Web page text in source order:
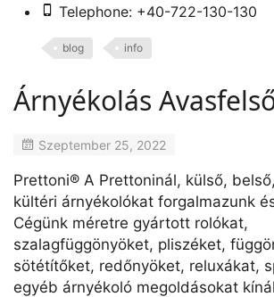
Telephone: +40-722-130-130
blog info
Árnyékolás
Szeptember 25, 2022
Prettoni® A Prettoninál, külső,
kültéri árnyékolókat forgalmazunk
Cégünk méretre gyártott rolókat,
szalagfüggönyöket, pliszéket,
sötétítőket, redőnyöket, reluxákat,
egyéb árnyékoló megoldásokat